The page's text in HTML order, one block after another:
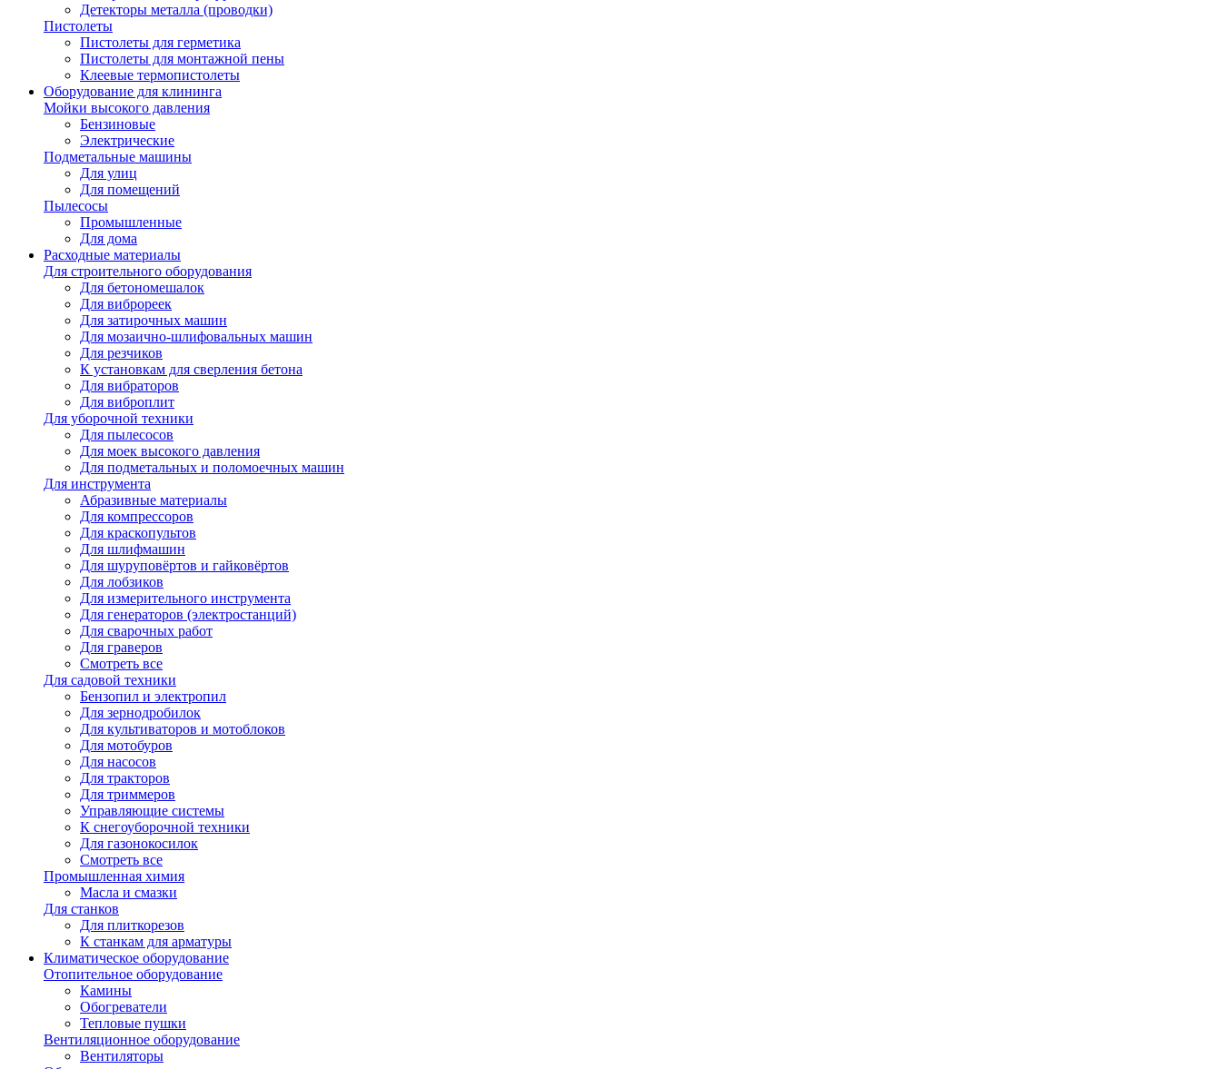
Детекторы металла (проводки)
Пистолеты
Пистолеты для герметика
Пистолеты для монтажной пены
Клеевые термопистолеты
Оборудование для клининга
Мойки высокого давления
Бензиновые
Электрические
Подметальные машины
Для улиц
Для помещений
Пылесосы
Промышленные
Для дома
Расходные материалы
Для строительного оборудования
Для бетономешалок
Для виброреек
Для затирочных машин
Для мозаично-шлифовальных машин
Для резчиков
К установкам для сверления бетона
Для вибраторов
Для виброплит
Для уборочной техники
Для пылесосов
Для моек высокого давления
Для подметальных и поломоечных машин
Для инструмента
Абразивные материалы
Для компрессоров
Для краскопультов
Для шлифмашин
Для шуруповёртов и гайковёртов
Для лобзиков
Для измерительного инструмента
Для генераторов (электростанций)
Для сварочных работ
Для граверов
Смотреть все
Для садовой техники
Бензопил и электропил
Для зернодробилок
Для культиваторов и мотоблоков
Для мотобуров
Для насосов
Для тракторов
Для триммеров
Управляющие системы
К снегоуборочной техники
Для газонокосилок
Смотреть все
Промышленная химия
Масла и смазки
Для станков
Для плиткорезов
К станкам для арматуры
Климатическое оборудование
Отопительное оборудование
Камины
Обогреватели
Тепловые пушки
Вентиляционное оборудование
Вентиляторы